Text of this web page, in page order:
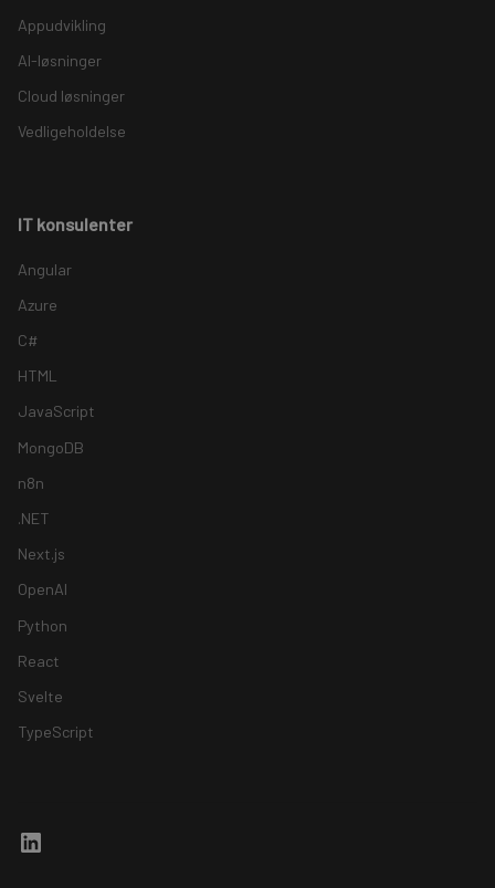
Appudvikling
AI-løsninger
Cloud løsninger
Vedligeholdelse
IT konsulenter
Angular
Azure
C#
HTML
JavaScript
MongoDB
n8n
.NET
Next.js
OpenAI
Python
React
Svelte
TypeScript